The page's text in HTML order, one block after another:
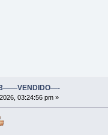
3——VENDIDO—-
03:24:56 pm »